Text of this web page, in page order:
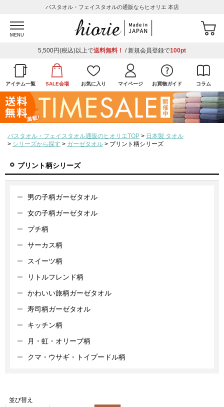
バスタオル・フェイスタオルの通販ならヒオリエ 本店
MENU
5,500円(税込)以上で送料無料！ / 新規会員登録で100pt
アイテム一覧 SALE会場 お気に入り マイページ お買物ガイド コラム
バスタオル・フェイスタオル通販のヒオリエTOP
日本製 タオル
シリーズから探す
ガーゼタオル プリント柄シリーズ
プリント柄シリーズ
男の子柄ガーゼタオル
女の子柄ガーゼタオル
プチ柄
サーカス柄
スイーツ柄
リトルフレンド柄
かわいい旅柄ガーゼタオル
寿司柄ガーゼタオル
キッチン柄
月・虹・オリーブ柄
クマ・ウサギ・トイプードル柄
並び替え